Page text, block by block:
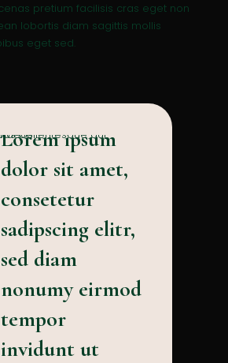
pretium facilisis cras eget non
lobortis diam sagittis mollis
eget sed.
Lorem ipsum
dolor sit amet,
consetetur
sadipscing elitr,
sed diam
nonumy eirmod
tempor
invidunt ut